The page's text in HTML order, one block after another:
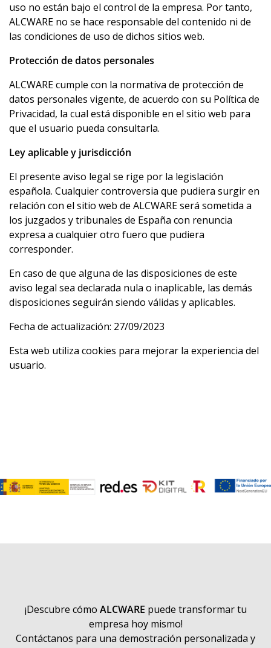
uso no están bajo el control de la empresa. Por tanto,
ALCWARE no se hace responsable del contenido ni de
las condiciones de uso de dichos sitios web.
Protección de datos personales
ALCWARE cumple con la normativa de protección de
datos personales vigente, de acuerdo con su Política de
Privacidad, la cual está disponible en el sitio web para
que el usuario pueda consultarla.
Ley aplicable y jurisdicción
El presente aviso legal se rige por la legislación
española. Cualquier controversia que pudiera surgir en
relación con el sitio web de ALCWARE será sometida a
los juzgados y tribunales de España con renuncia
expresa a cualquier otro fuero que pudiera
corresponder.
En caso de que alguna de las disposiciones de este
aviso legal sea declarada nula o inaplicable, las demás
disposiciones seguirán siendo válidas y aplicables.
Fecha de actualización: 27/09/2023
Esta web utiliza cookies para mejorar la experiencia del
usuario.
¡Descubre cómo ALCWARE puede transformar tu
empresa hoy mismo!
Contáctanos para una demostración personalizada y